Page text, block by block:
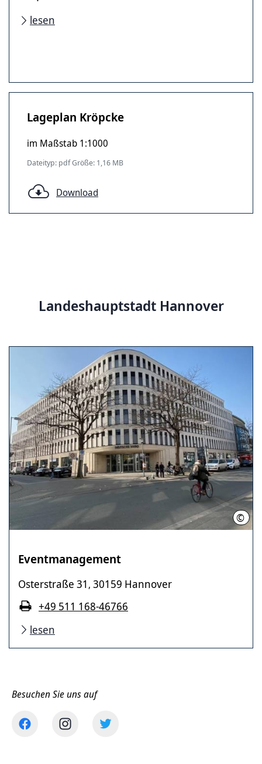
lesen
Lageplan Kröpcke
im Maßstab 1:1000
Dateityp: pdf Größe: 1,16 MB
Download
Landeshauptstadt Hannover
© LHH
Eventmanagement
Osterstraße 31 , 30159 Hannover
+49 511 168-46766
lesen
Besuchen Sie uns auf